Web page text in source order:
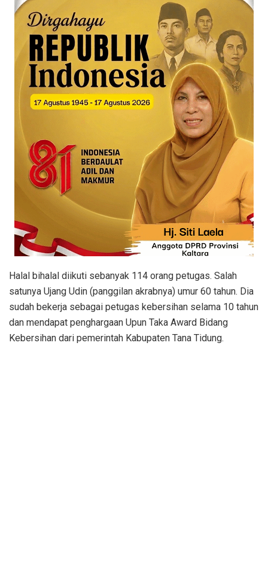
Halal bihalal diikuti sebanyak 114 orang petugas. Salah
satunya Ujang Udin (panggilan akrabnya) umur 60 tahun. Dia
sudah bekerja sebagai petugas kebersihan selama 10 tahun
dan mendapat penghargaan Upun Taka Award Bidang
Kebersihan dari pemerintah Kabupaten Tana Tidung.